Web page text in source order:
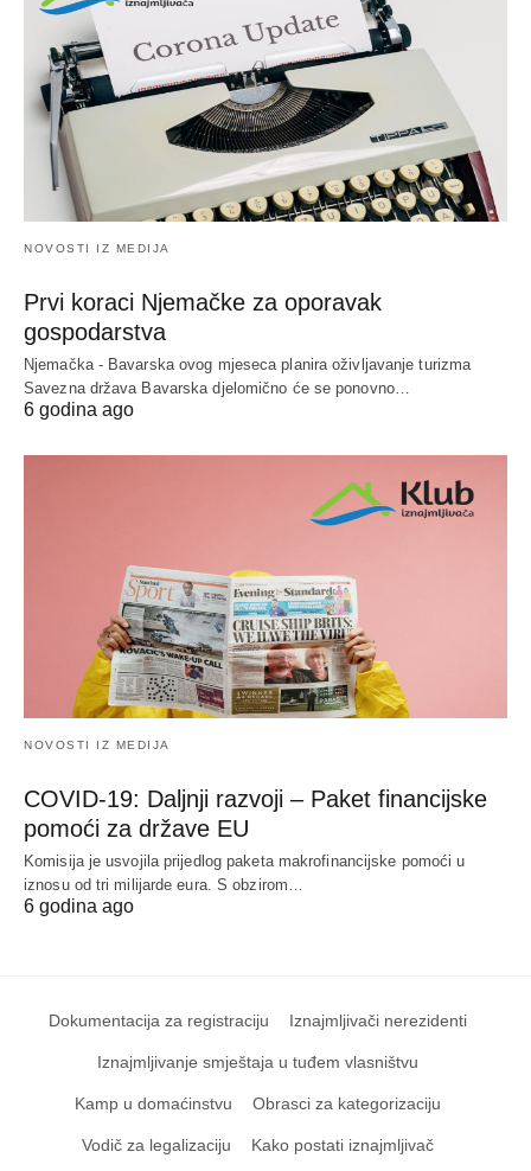
NOVOSTI IZ MEDIJA
Prvi koraci Njemačke za oporavak
gospodarstva
Njemačka - Bavarska ovog mjeseca planira oživljavanje turizma
Savezna država Bavarska djelomično će se ponovno…
6 godina ago
NOVOSTI IZ MEDIJA
COVID-19: Daljnji razvoji – Paket financijske
pomoći za države EU
Komisija je usvojila prijedlog paketa makrofinancijske pomoći u
iznosu od tri milijarde eura. S obzirom…
6 godina ago
Dokumentacija za registraciju Iznajmljivači nerezidenti
Iznajmljivanje smještaja u tuđem vlasništvu
Kamp u domaćinstvu Obrasci za kategorizaciju
Vodič za legalizaciju Kako postati iznajmljivač